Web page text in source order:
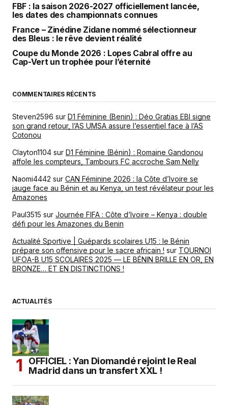
FBF : la saison 2026-2027 officiellement lancée,
les dates des championnats connues
France – Zinédine Zidane nommé sélectionneur
des Bleus : le rêve devient réalité
Coupe du Monde 2026 : Lopes Cabral offre au
Cap-Vert un trophée pour l’éternité
COMMENTAIRES RÉCENTS
Steven2596 sur D1 Féminine (Benin) : Déo Gratias EBI signe
son grand retour, l’AS UMSA assure l’essentiel face à l’AS
Cotonou
Clayton1104 sur D1 Féminine (Bénin) : Romaine Gandonou
affole les compteurs, Tambours FC accroche Sam Nelly
Naomi4442 sur CAN Féminine 2026 : la Côte d’Ivoire se
jauge face au Bénin et au Kenya, un test révélateur pour les
Amazones
Paul3515 sur Journée FIFA : Côte d’Ivoire – Kenya : double
défi pour les Amazones du Benin
Actualité Sportive | Guépards scolaires U15 : le Bénin
prépare son offensive pour le sacre africain ! sur TOURNOI
UFOA-B U15 SCOLAIRES 2025 — LE BÉNIN BRILLE EN OR, EN
BRONZE… ET EN DISTINCTIONS !
ACTUALITÉS
OFFICIEL : Yan Diomandé rejoint le Real
Madrid dans un transfert XXL !